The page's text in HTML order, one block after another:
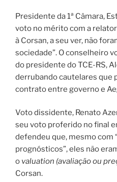
Presidente da 1ª Câmara,
voto no mérito com a
à Corsan, a seu ver, não
sociedade”. O conselheiro
do presidente do TCE-RS,
derrubando cautelares que
contrato entre governo e
Voto dissidente, Renato
seu voto proferido no final
defendeu que, mesmo com
prognósticos”, eles não
o valuation (avaliação ou
Corsan.